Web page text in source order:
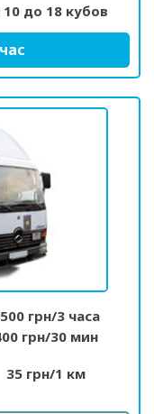
10 до 18 кубов
грн/3 часа
грн/30 мин
35 грн/1 км